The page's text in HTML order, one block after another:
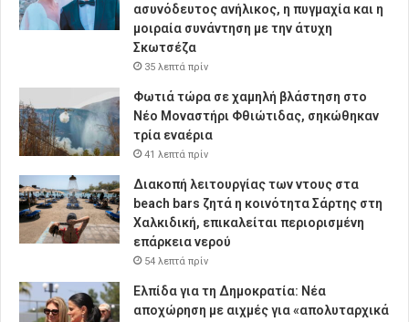
ασυνόδευτος ανήλικος, η πυγμαχία και η
μοιραία συνάντηση με την άτυχη
Σκωτσέζα
35 λεπτά πρίν
Φωτιά τώρα σε χαμηλή βλάστηση στο
Νέο Μοναστήρι Φθιώτιδας, σηκώθηκαν
τρία εναέρια
41 λεπτά πρίν
Διακοπή λειτουργίας των ντους στα
beach bars ζητά η κοινότητα Σάρτης στη
Χαλκιδική, επικαλείται περιορισμένη
επάρκεια νερού
54 λεπτά πρίν
Ελπίδα για τη Δημοκρατία: Νέα
αποχώρηση με αιχμές για «απολυταρχικά